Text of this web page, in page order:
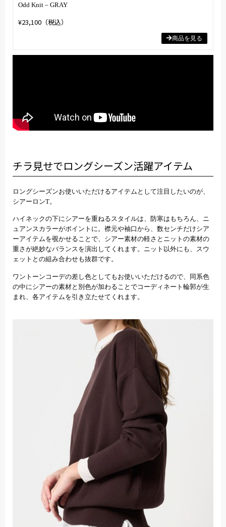
Odd Knit – GRAY
¥23,100（税込）
商品を見る
チラ見せでロングシーズン活躍アイテム
ロングシーズンお使いいただけるアイテムとして注目したいのが、
シアーロンT。
ハイネックの下にシアーを重ねるスタイルは、防寒はもちろん、ニ
ュアンスカラーがポイントに。襟元や袖口から、数センチだけシア
ーアイテムを覗かせることで、シアー素材の軽さとニットの素材の
重さが絶妙なバランスを演出してくれます。ニット以外にも、スウ
ェットとの組み合わせも抜群です。
ワントーンコーデの差し色としてもお使いいただけるので、同系色
の中にシアーの素材と別色が加わることでコーディネート輪郭が生
まれ、各アイテムを引き立たせてくれます。